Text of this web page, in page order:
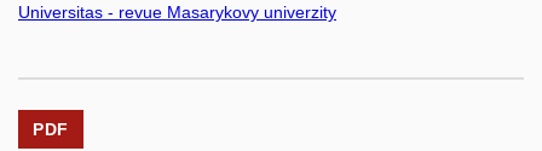
Universitas - revue Masarykovy univerzity
PDF